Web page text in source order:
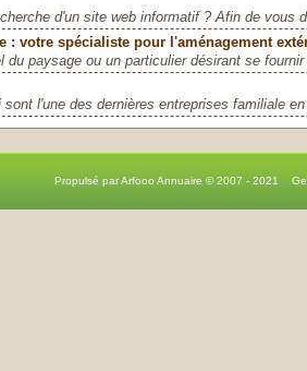
d'un site web informatif ? Afin de vous
: votre spécialiste pour l'aménagement
du paysage ou un particulier désirant se
l'une des dernières entreprises familiale
Propulsé par Arfooo Annuaire © 2007 - 2021